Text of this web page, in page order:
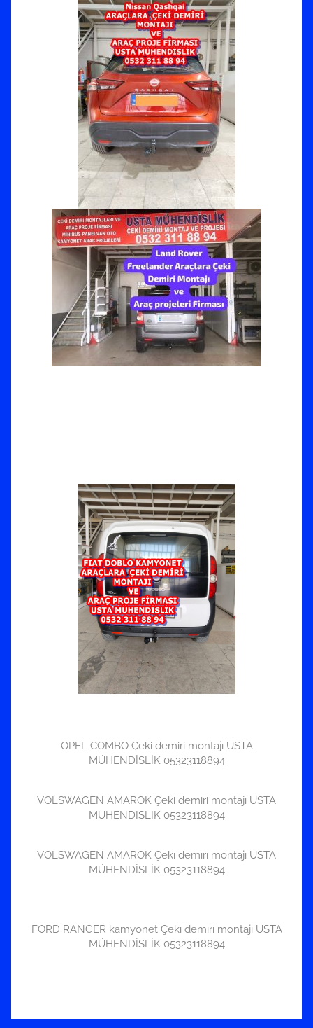
OPEL COMBO Çeki demiri montajı USTA
MÜHENDİSLİK 05323118894
VOLSWAGEN AMAROK Çeki demiri montajı USTA
MÜHENDİSLİK 05323118894
VOLSWAGEN AMAROK Çeki demiri montajı USTA
MÜHENDİSLİK 05323118894
FORD RANGER kamyonet Çeki demiri montajı USTA
MÜHENDİSLİK 05323118894